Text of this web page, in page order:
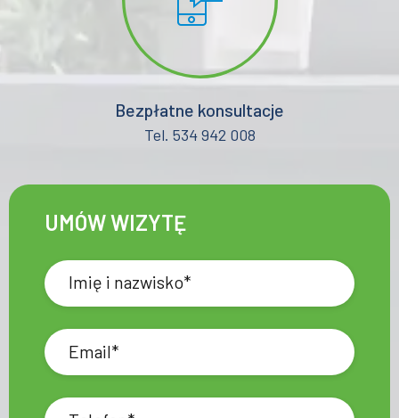
Bezpłatne konsultacje
Tel. 534 942 008
UMÓW WIZYTĘ